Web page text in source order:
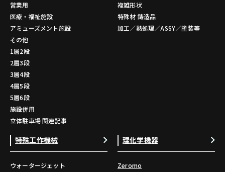
営業用
医療・福祉施設
アミューズメント施設
その他
1層2段
2層3段
3層4段
4層5段
5層6段
施設併用
立体駐車場 関連記事
複雑形状
特殊材 鋳造品
加工／熱処理／ASSY／塗装等
特殊工作機械
ウォータージェット
理化学機器
Zeromo